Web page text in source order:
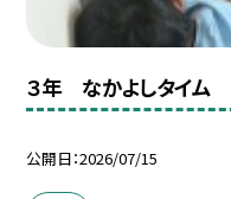
３年 なかよしタイム
公開日 2026/07/15